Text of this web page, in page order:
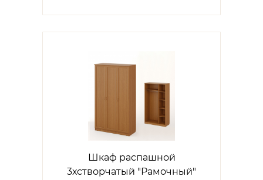
Шкаф распашной
3хстворчатый "Рамочный"